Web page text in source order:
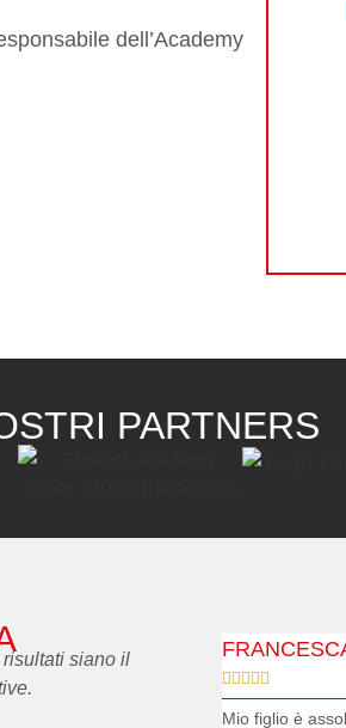
dell’Academy
PARTNERS
siano il
    
Mio figlio è